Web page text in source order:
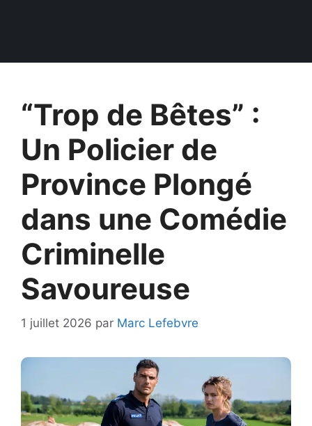
“Trop de Bêtes” :
Un Policier de
Province Plongé
dans une Comédie
Criminelle
Savoureuse
1 juillet 2026 par Marc Lefebvre